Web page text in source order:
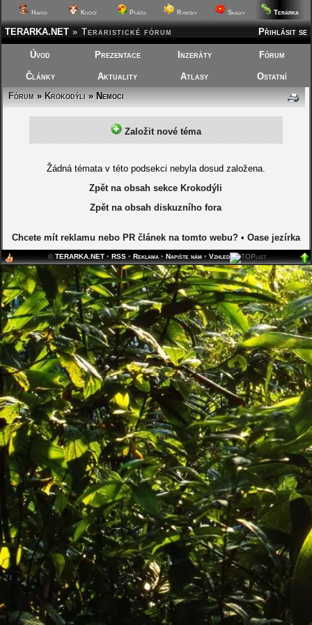
Hafíci Kočičí Ptáčci Rybičky Skalky Terárka
Přihlásit se
TERARKA.NET » Teraristické fórum
Úvod Prezentace Inzeráty Fórum
Články Aktuality Atlasy
Ostatní
Fórum»Krokodýli»Nemoci
Založit nové téma
Žádná témata v této podsekci nebyla dosud založena.
Zpět na obsah sekce Krokodýli
Zpět na obsah diskuzního fora
Chcete mít reklamu nebo PR článek na tomto webu?• Oase jezírka
©TERARKA.NET• RSS• Reklama• Napište nám• Vzhled